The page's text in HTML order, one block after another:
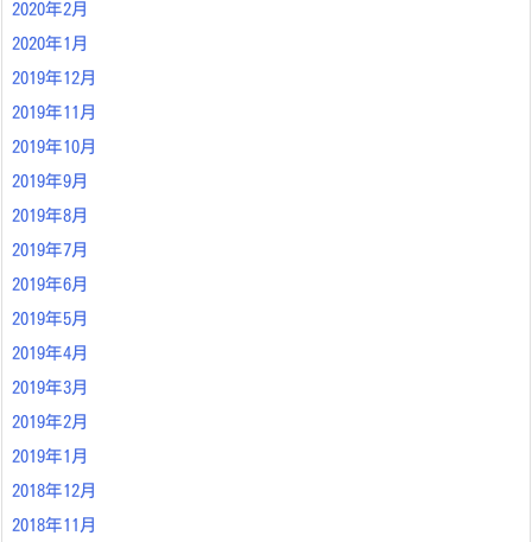
2020年2月
2020年1月
2019年12月
2019年11月
2019年10月
2019年9月
2019年8月
2019年7月
2019年6月
2019年5月
2019年4月
2019年3月
2019年2月
2019年1月
2018年12月
2018年11月